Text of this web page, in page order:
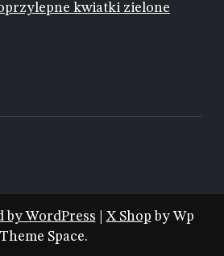
kwiatki zielone
by WordPress X Shop by Wp
Theme Space.